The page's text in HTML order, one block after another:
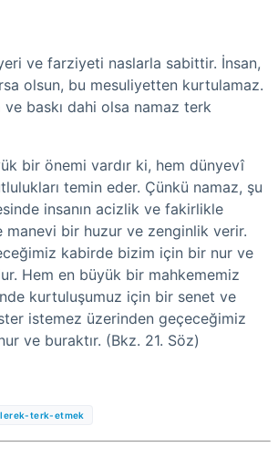
ve farziyeti naslarla sabittir. İnsan,
olsun, bu mesuliyetten kurtulamaz.
baskı dahi olsa namaz terk
bir önemi vardır ki, hem dünyevî
temin eder. Çünkü namaz, şu
insanın acizlik ve fakirlikle
manevi bir huzur ve zenginlik verir.
kabirde bizim için bir nur ve
Hem en büyük bir mahkememiz
kurtuluşumuz için bir senet ve
istemez üzerinden geçeceğimiz
ve buraktır. (Bkz. 21. Söz)
terk-etmek